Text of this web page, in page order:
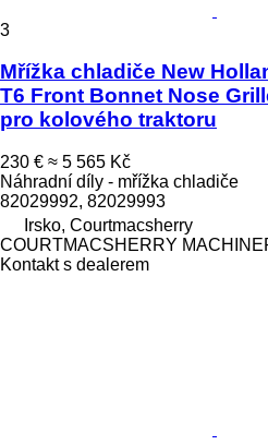
3
Mřížka chladiče New
T6 Front Bonnet Nose
pro kolového traktoru
230 € ≈ 5 565 Kč
Náhradní díly - mřížka chladiče
82029992, 82029993
Irsko, Courtmacsherry
COURTMACSHERRY
Kontakt s dealerem